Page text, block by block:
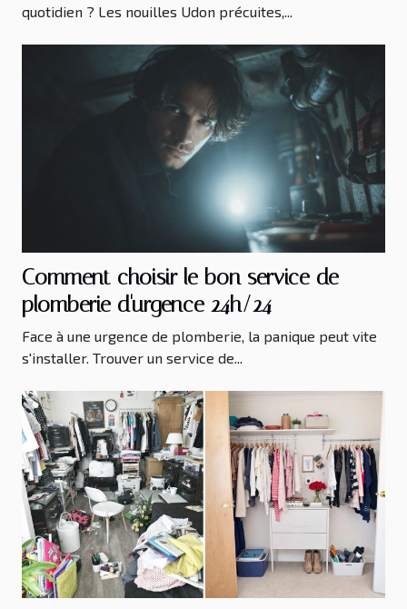
quotidien ? Les nouilles Udon précuites,...
Comment choisir le bon service de
plomberie d'urgence 24h/24
Face à une urgence de plomberie, la panique peut vite
s'installer. Trouver un service de...